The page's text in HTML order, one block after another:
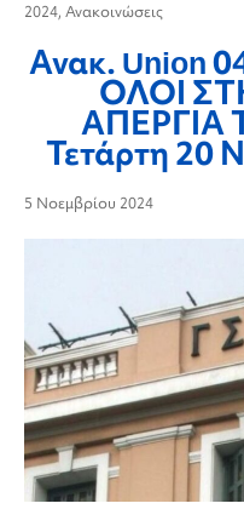
2024, Ανακοινώσεις
Ανακ. Union
ΟΛΟΙ
ΑΠΕΡΓΙΑ
Τετάρτη 20
5 Νοεμβρίου 2024